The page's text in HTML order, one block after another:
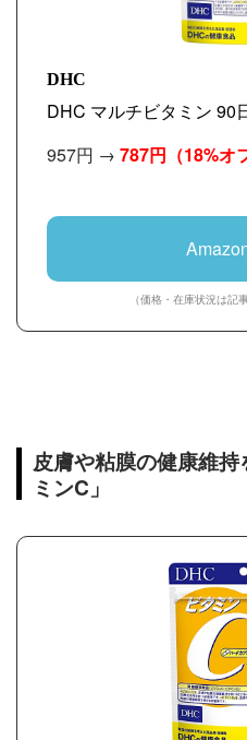
DHC
DHC マルチビタミン 90
957円 → 787円 （18%オ
（価格・在庫状況は記
皮膚や粘膜の健康維
ミンC」